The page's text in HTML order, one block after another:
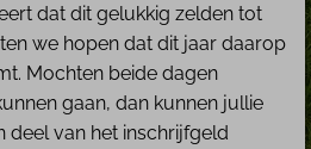
dat dit gelukkig zelden tot
we hopen dat dit jaar daarop
Mochten beide dagen
gaan, dan kunnen jullie
deel van het inschrijfgeld